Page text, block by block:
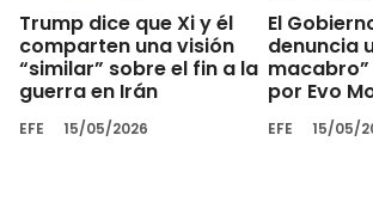
Trump dice que Xi y él
comparten una visión
“similar” sobre el fin a la
guerra en Irán
EFE 15/05/2026
El
denuncia
por Evo
EFE 15/05/